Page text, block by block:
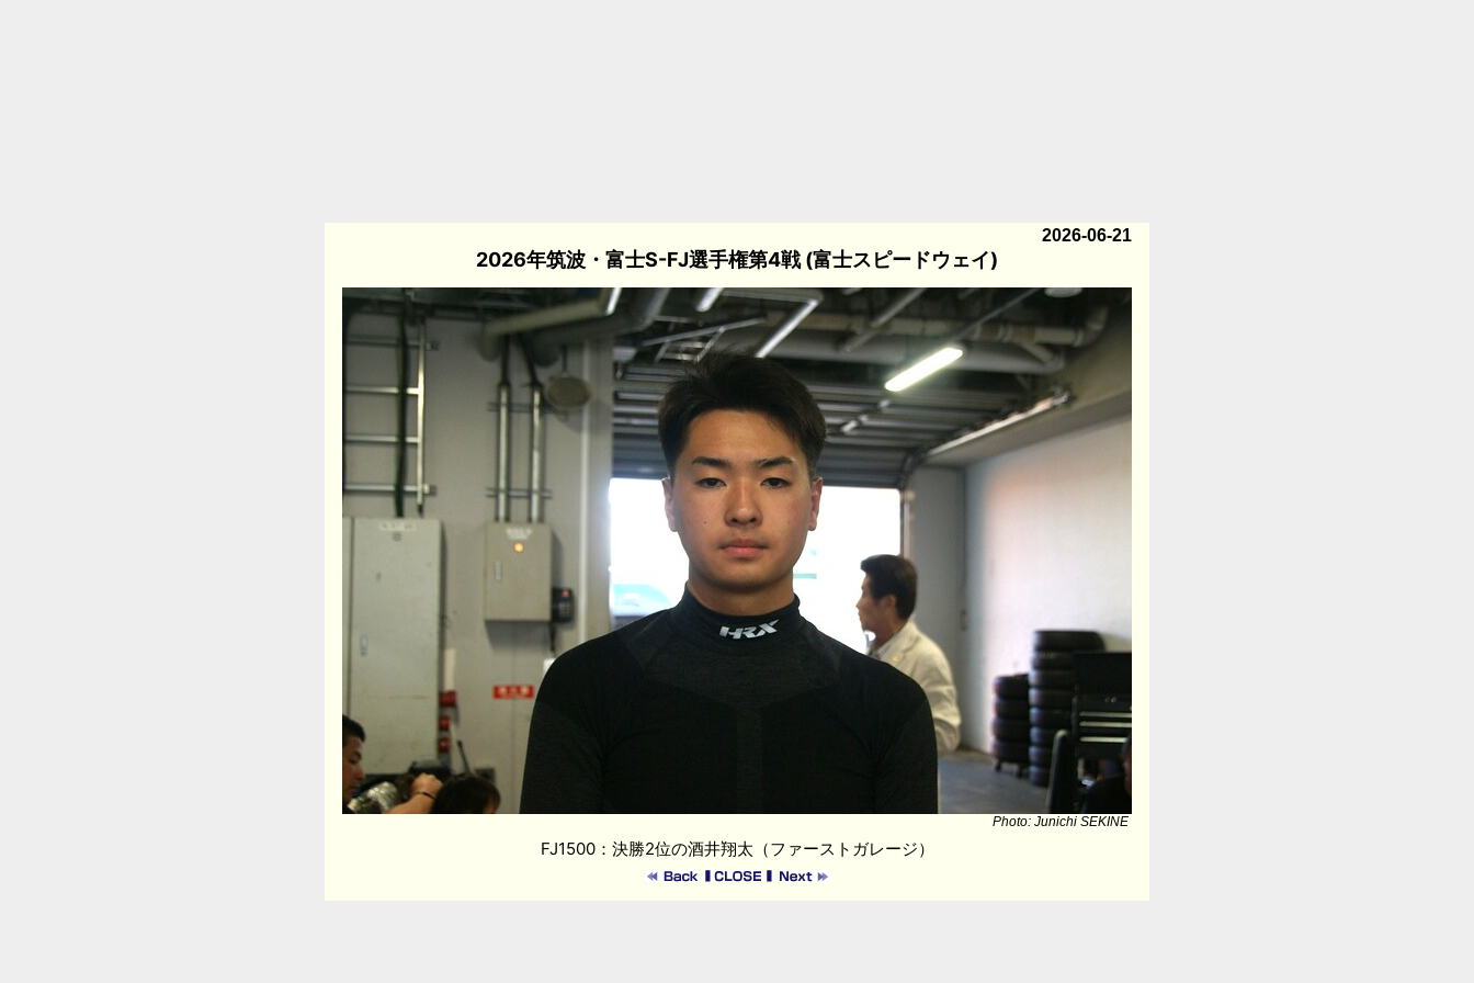
2026-06-21
2026年筑波・富士S-FJ選手権第4戦 (富士スピードウェイ)
Photo: Junichi SEKINE
FJ1500：決勝2位の酒井翔太（ファーストガレージ）